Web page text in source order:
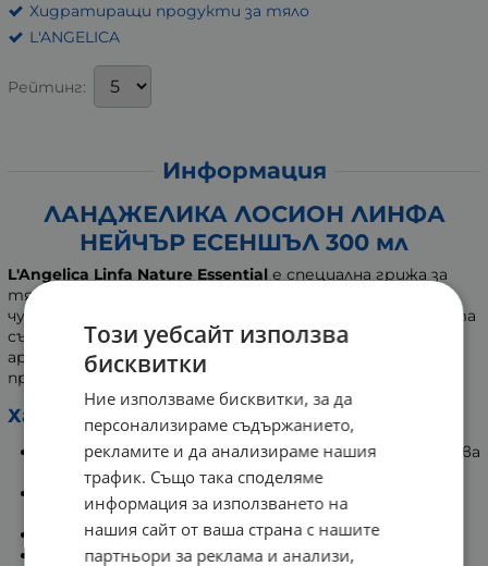
Хидратиращи продукти за тяло
L'ANGELICA
Рейтинг:
Информация
ЛАНДЖЕЛИКА ЛОСИОН ЛИНФА
НЕЙЧЪР ЕСЕНШЪЛ 300 мл
L'Angelica Linfa Nature Essential е специална грижа за
тяло, която предоставя защита дори на най-
чувствителната кожа. Нежната формула на продукта
съчетава естествени съставки с лек неутрален
аромат. Неговата гладка и кремообразна текстура
придава мекота на кожата.
Характеристики:
С бързо абсорбираща се формула, която не омазнява
кожата.
Без съдържание на парабени, парафин, силикон и
Дерматологично тестван продукт.
Веган.
Този уебсайт използва
бисквитки
Ние използваме бисквитки, за да
персонализираме съдържанието,
рекламите и да анализираме нашия
трафик. Също така споделяме
информация за използването на
нашия сайт от ваша страна с нашите
партньори за реклама и анализи,